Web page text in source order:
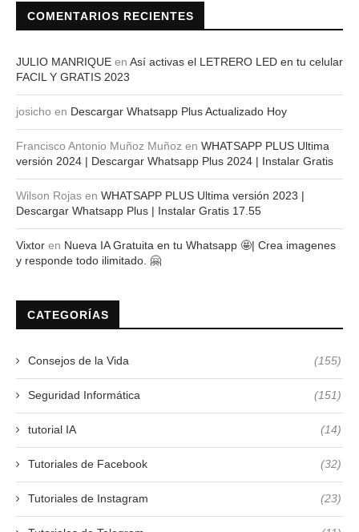
COMENTARIOS RECIENTES
JULIO MANRIQUE en Así activas el LETRERO LED en tu celular
FACIL Y GRATIS 2023
josicho en Descargar Whatsapp Plus Actualizado Hoy
Francisco Antonio Muñoz Muñoz en WHATSAPP PLUS Ultima
versión 2024 | Descargar Whatsapp Plus 2024 | Instalar Gratis
Wilson Rojas en WHATSAPP PLUS Ultima versión 2023 |
Descargar Whatsapp Plus | Instalar Gratis 17.55
Vixtor en Nueva IA Gratuita en tu Whatsapp 🤩| Crea imagenes
y responde todo ilimitado. 🤗
CATEGORÍAS
Consejos de la Vida (155)
Seguridad Informática (151)
tutorial IA (14)
Tutoriales de Facebook (32)
Tutoriales de Instagram (23)